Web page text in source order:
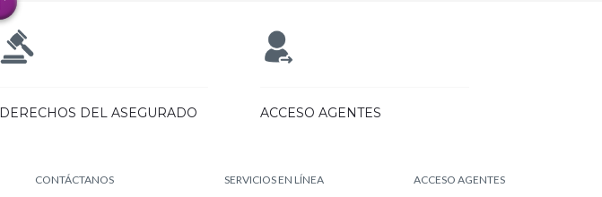
DERECHOS DEL ASEGURADO ACCESO AGENTES
CONTÁCTANOS
SERVICIOS EN LÍNEA
ACCESO AGENTES